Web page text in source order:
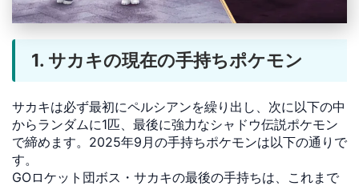
1. サカキの現在の手持ちポケモン
サカキは必ず最初にペルシアンを繰り出し、次に以下の中
からランダムに1匹、最後に強力なシャドウ伝説ポケモン
で締めます。2025年9月の手持ちポケモンは以下の通りで
す。
GOロケット団ボス・サカキの最後の手持ちは、これまで